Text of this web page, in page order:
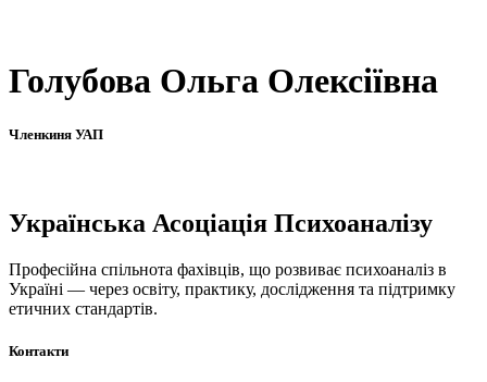
Голубова Ольга Олексіївна
Членкиня УАП
Українська Асоціація Психоаналізу
Професійна спільнота фахівців, що розвиває психоаналіз в
Україні — через освіту, практику, дослідження та підтримку
етичних стандартів.
Контакти